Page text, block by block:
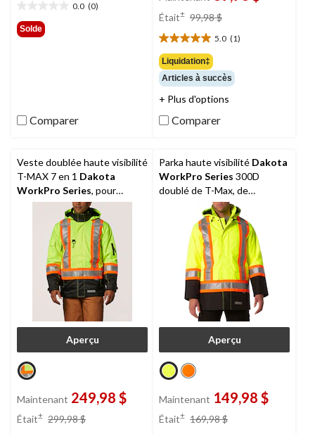
0.0 (0)
étoile(s)
sur
Solde
Comparer
Était± 99,98 $
99,98 $
5.0 (1)
5.0
étoile(s)
sur
5.
1
Liquidation‡
Articles à succès
+ Plus d'options
Comparer
Veste doublée haute visibilité
T-MAX 7 en 1 Dakota
WorkPro Series, pour
hommes
Aperçu
Maintenant 249,98 $
Était± 299,98 $
Parka haute visibilité Dakota
WorkPro Series 300D
doublé de T-Max, de
catégorie 2, pour hommes
Aperçu
Maintenant 149,98 $
Était± 169,98 $